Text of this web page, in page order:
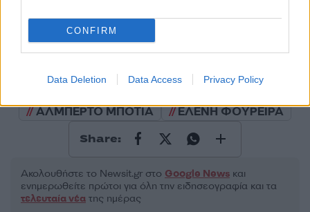
CONFIRM
Data Deletion Data Access Privacy Policy
Υποβολή σχολίου
ΑΛΜΠΕΡΤΟ ΜΠΟΤΙΑ
ΕΛΕΝΗ ΦΟΥΡΕΙΡΑ
Share:
Ακολουθήστε το Νewsit.gr στο Google News και
ενημερωθείτε πρώτοι για όλη την ειδησεογραφία και τα
τελευταία νέα της ημέρας